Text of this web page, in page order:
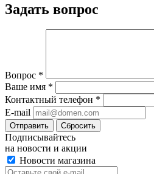
Задать вопрос
Вопрос *
Ваше имя *
Контактный телефон *
E-mail
Отправить Сбросить
Подписывайтесь
на новости и акции
Новости магазина